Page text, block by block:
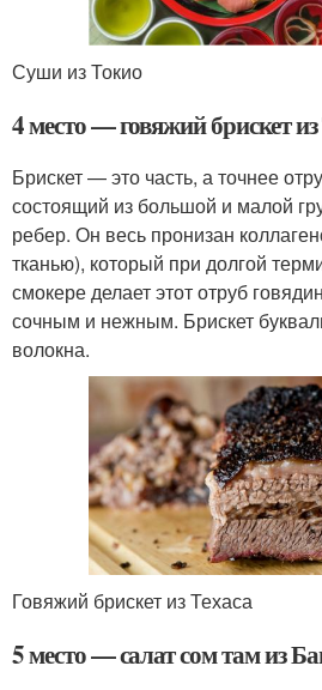
Суши из Токио
4 место — говяжий брискет из
Брискет — это часть, а точнее
состоящий из большой и малой
ребер. Он весь пронизан
тканью), который при долгой
смокере делает этот отруб
сочным и нежным. Брискет
волокна.
Говяжий брискет из Техаса
5 место — салат сом там из